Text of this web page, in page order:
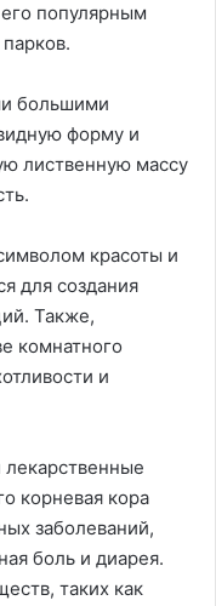
популярным
большими
форму и
лиственную массу
красоты и
для создания
Также,
комнатного
и
корневая кора
заболеваний,
боль и диарея.
таких как